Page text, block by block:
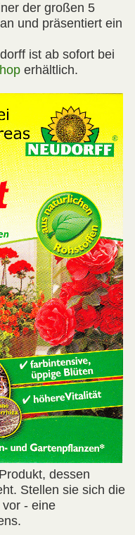
der großen 5
und präsentiert ein
ist ab sofort bei
erhältlich.
dessen
Stellen sie sich die
- eine